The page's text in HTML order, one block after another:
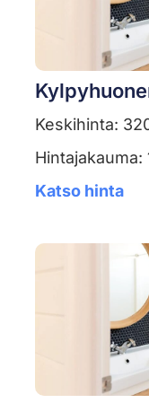
Keskihinta:
Hintajakauma:
Katso hinta